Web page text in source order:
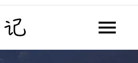
懂懂日记网每天同步更新懂懂学